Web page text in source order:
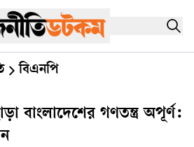
বিএনপি
বাংলাদেশের গণতন্ত্র অপূর্ণ: